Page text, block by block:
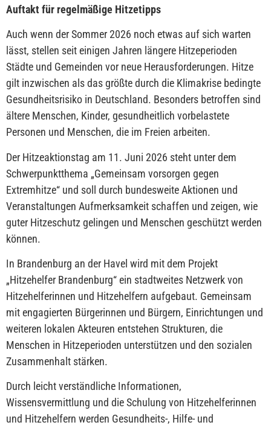
Auftakt für regelmäßige Hitzetipps
Auch wenn der Sommer 2026 noch etwas auf sich warten
lässt, stellen seit einigen Jahren längere Hitzeperioden
Städte und Gemeinden vor neue Herausforderungen. Hitze
gilt inzwischen als das größte durch die Klimakrise bedingte
Gesundheitsrisiko in Deutschland. Besonders betroffen sind
ältere Menschen, Kinder, gesundheitlich vorbelastete
Personen und Menschen, die im Freien arbeiten.
Der Hitzeaktionstag am 11. Juni 2026 steht unter dem
Schwerpunktthema „Gemeinsam vorsorgen gegen
Extremhitze“ und soll durch bundesweite Aktionen und
Veranstaltungen Aufmerksamkeit schaffen und zeigen, wie
guter Hitzeschutz gelingen und Menschen geschützt werden
können.
In Brandenburg an der Havel wird mit dem Projekt
„Hitzehelfer Brandenburg“ ein stadtweites Netzwerk von
Hitzehelferinnen und Hitzehelfern aufgebaut. Gemeinsam
mit engagierten Bürgerinnen und Bürgern, Einrichtungen und
weiteren lokalen Akteuren entstehen Strukturen, die
Menschen in Hitzeperioden unterstützen und den sozialen
Zusammenhalt stärken.
Durch leicht verständliche Informationen,
Wissensvermittlung und die Schulung von Hitzehelferinnen
und Hitzehelfern werden Gesundheits-, Hilfe- und